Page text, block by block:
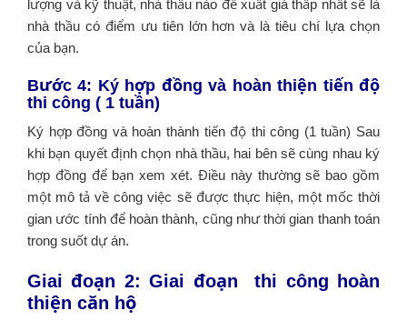
lượng và kỹ thuật, nhà thầu nào đề xuất giá thấp nhất sẽ là
nhà thầu có điểm ưu tiên lớn hơn và là tiêu chí lựa chọn
của bạn.
Bước 4: Ký hợp đồng và hoàn thiện tiến độ
thi công ( 1 tuần)
Ký hợp đồng và hoàn thành tiến độ thi công (1 tuần) Sau
khi bạn quyết định chọn nhà thầu, hai bên sẽ cùng nhau ký
hợp đồng để bạn xem xét. Điều này thường sẽ bao gồm
một mô tả về công việc sẽ được thực hiện, một mốc thời
gian ước tính để hoàn thành, cũng như thời gian thanh toán
trong suốt dự án.
Giai đoạn 2: Giai đoạn thi công hoàn
thiện căn hộ